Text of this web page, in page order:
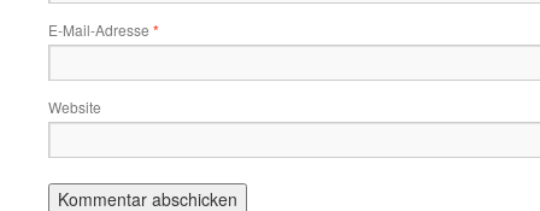
E-Mail-Adresse *
Website